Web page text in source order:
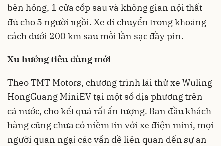
bên hông, 1 cửa cốp sau và không gian nội thất
đủ cho 5 người ngồi. Xe di chuyển trong khoảng
cách dưới 200 km sau mỗi lần sạc đầy pin.
Xu hướng tiêu dùng mới
Theo TMT Motors, chương trình lái thử xe Wuling
HongGuang MiniEV tại một số địa phương trên
cả nước, cho kết quả rất ấn tượng. Ban đầu khách
hàng cũng chưa có niềm tin với xe điện mini, mọi
người quan ngại các vấn đề liên quan đến sự an